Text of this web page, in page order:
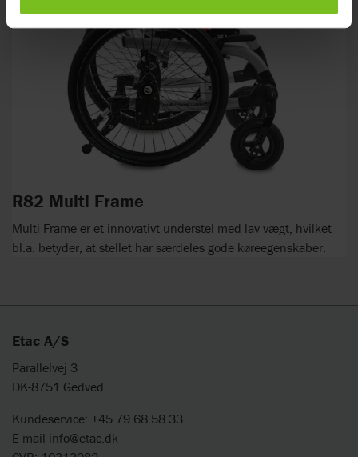
R82 Multi Frame
Multi Frame er et innovativt understel med lav vægt, hvilket
bl.a. betyder, at stellet har særdeles gode køreegenskaber.
Etac A/S
Parallelvej 3
DK-8751 Gedved
Kundeservice: +45 79 68 58 33
E-mail info@etac.dk